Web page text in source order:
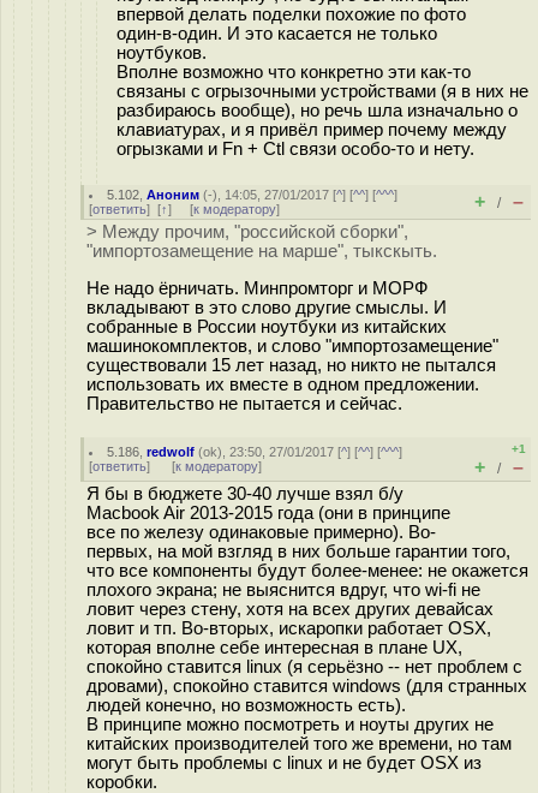
впервой делать поделки похожие по фото
один-в-один. И это касается не только
ноутбуков.
Вполне возможно что конкретно эти как-то
связаны с огрызочными устройствами (я в них не
разбираюсь вообще), но речь шла изначально о
клавиатурах, и я привёл пример почему между
огрызками и Fn + Ctl связи особо-то и нету.
5.102 ,Аноним (-), 14:05, 27/01/2017 [^] [^^] [^^^]
[ответить] [↑] [к модератору] + / –
> Между прочим, "российской сборки",
"импортозамещение на марше", тыкскыть.
Не надо ёрничать. Минпромторг и МОРФ
вкладывают в это слово другие смыслы. И
собранные в России ноутбуки из китайских
машинокомплектов, и слово "импортозамещение"
существовали 15 лет назад, но никто не пытался
использовать их вместе в одном предложении.
Правительство не пытается и сейчас.
5.186 ,redwolf (ok), 23:50, 27/01/2017 [^] [^^] [^^^]
[ответить] [к модератору]
+1
+ / –
Я бы в бюджете 30-40 лучше взял б/у
Macbook Air 2013-2015 года (они в принципе
все по железу одинаковые примерно). Во-
первых, на мой взгляд в них больше гарантии того,
что все компоненты будут более-менее: не окажется
плохого экрана; не выяснится вдруг, что wi-fi не
ловит через стену, хотя на всех других девайсах
ловит и тп. Во-вторых, искаропки работает OSX,
которая вполне себе интересная в плане UX,
спокойно ставится linux (я серьёзно -- нет проблем с
дровами), спокойно ставится windows (для странных
людей конечно, но возможность есть).
В принципе можно посмотреть и ноуты других не
китайских производителей того же времени, но там
могут быть проблемы с linux и не будет OSX из
коробки.